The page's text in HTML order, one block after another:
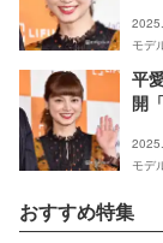
モデ
平
開
モデ
おすすめ特集